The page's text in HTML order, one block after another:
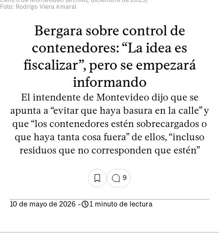
Foto: Rodrigo Viera Amaral
Bergara sobre control de
contenedores: “La idea es
fiscalizar”, pero se empezará
informando
El intendente de Montevideo dijo que se
apunta a “evitar que haya basura en la calle” y
que “los contenedores estén sobrecargados o
que haya tanta cosa fuera” de ellos, “incluso
residuos que no corresponden que estén”
9
10 de mayo de 2026 - 1 minuto de lectura